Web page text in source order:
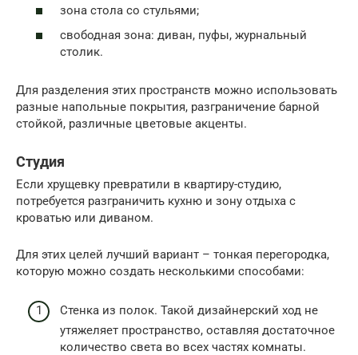
зона стола со стульями;
свободная зона: диван, пуфы, журнальный
столик.
Для разделения этих пространств можно использовать
разные напольные покрытия, разграничение барной
стойкой, различные цветовые акценты.
Студия
Если хрущевку превратили в квартиру-студию,
потребуется разграничить кухню и зону отдыха с
кроватью или диваном.
Для этих целей лучший вариант – тонкая перегородка,
которую можно создать несколькими способами:
Стенка из полок. Такой дизайнерский ход не
утяжеляет пространство, оставляя достаточное
количество света во всех частях комнаты.